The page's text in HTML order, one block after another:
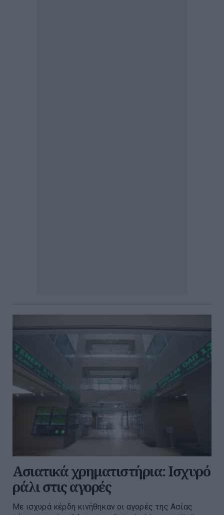
Ασιατικά χρηματιστήρια: Ισχυρό
ράλι στις αγορές
Με ισχυρά κέρδη κινήθηκαν οι αγορές της Ασίας